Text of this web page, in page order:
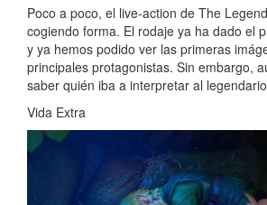
Poco a poco, el live-action de The
cogiendo forma. El rodaje ya ha dado el
y ya hemos podido ver las primeras
principales protagonistas. Sin embargo,
saber quién iba a interpretar al
Vida Extra